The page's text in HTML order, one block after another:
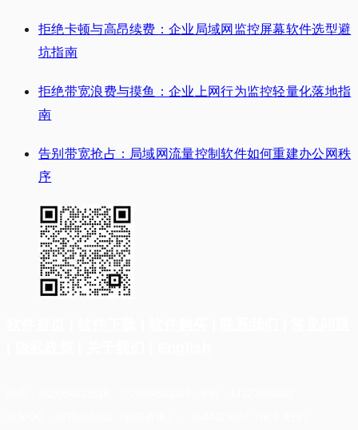
拒绝卡顿与高昂续费：企业局域网监控屏幕软件选型避
坑指南
拒绝带宽浪费与摸鱼：企业上网行为监控轻量化落地指
南
告别带宽抢占：局域网流量控制软件如何重建办公网秩
序